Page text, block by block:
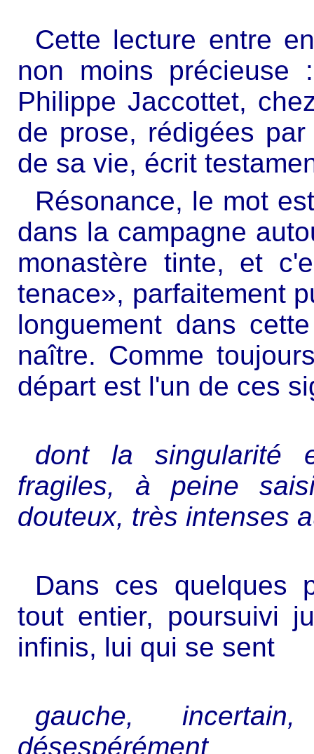
Cette lecture entre
non moins
Philippe Jaccottet,
de prose, rédigées
de sa vie, écrit
Résonance, le mot
dans la campagne
monastère tinte, et
tenace», parfaitement
longuement dans
naître. Comme
départ est l'un de ces
dont la singularité
fragiles, à peine
douteux, très intenses
Dans ces quelques
tout entier, poursuivi
infinis, lui qui se sent
gauche,
désespérément